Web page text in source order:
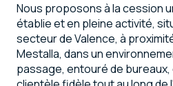
Nous proposons à la cession
établie et en pleine activité,
secteur de Valence, à
Mestalla, dans un
passage, entouré de